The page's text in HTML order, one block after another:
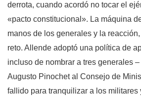
derrota, cuando acordó no tocar el
«pacto constitucional». La máquina
manos de los generales y la
reto. Allende adoptó una política de
incluso de nombrar a tres generales
Augusto Pinochet al Consejo de
fallido para tranquilizar a los militares